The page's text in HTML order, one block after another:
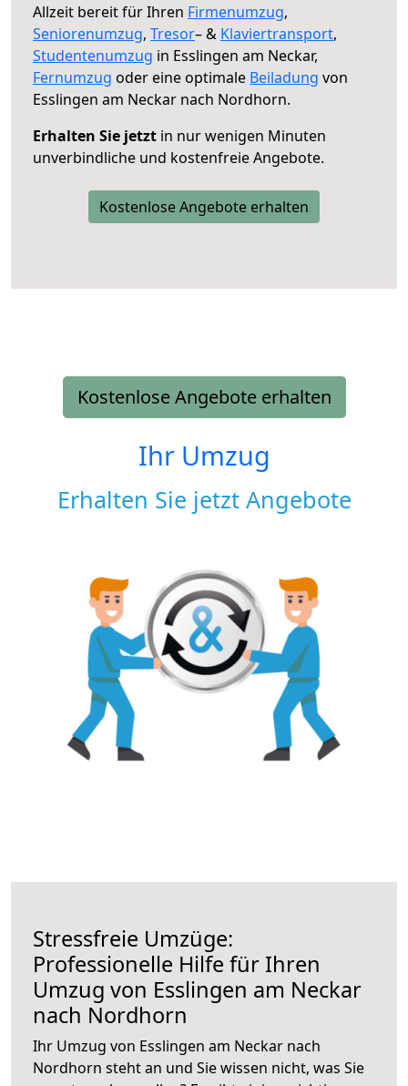
Allzeit bereit für Ihren Firmenumzug,
Seniorenumzug, Tresor– & Klaviertransport,
Studentenumzug in Esslingen am Neckar,
Fernumzug oder eine optimale Beiladung von
Esslingen am Neckar nach Nordhorn.
Erhalten Sie jetzt in nur wenigen Minuten
unverbindliche und kostenfreie Angebote.
Kostenlose Angebote erhalten
Kostenlose Angebote erhalten
Ihr Umzug
Erhalten Sie jetzt Angebote
Stressfreie Umzüge:
Professionelle Hilfe für Ihren
Umzug von Esslingen am Neckar
nach Nordhorn
Ihr Umzug von Esslingen am Neckar nach
Nordhorn steht an und Sie wissen nicht, was Sie